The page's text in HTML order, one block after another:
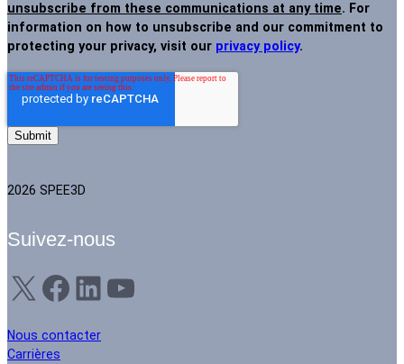
unsubscribe from these communications at any time. For
information on how to unsubscribe and our commitment to
protecting your privacy, visit our privacy policy.
2026 SPEE3D
Suivez-nous
X Facebook LinkedIn YouTube
Nous contacter
Carrières